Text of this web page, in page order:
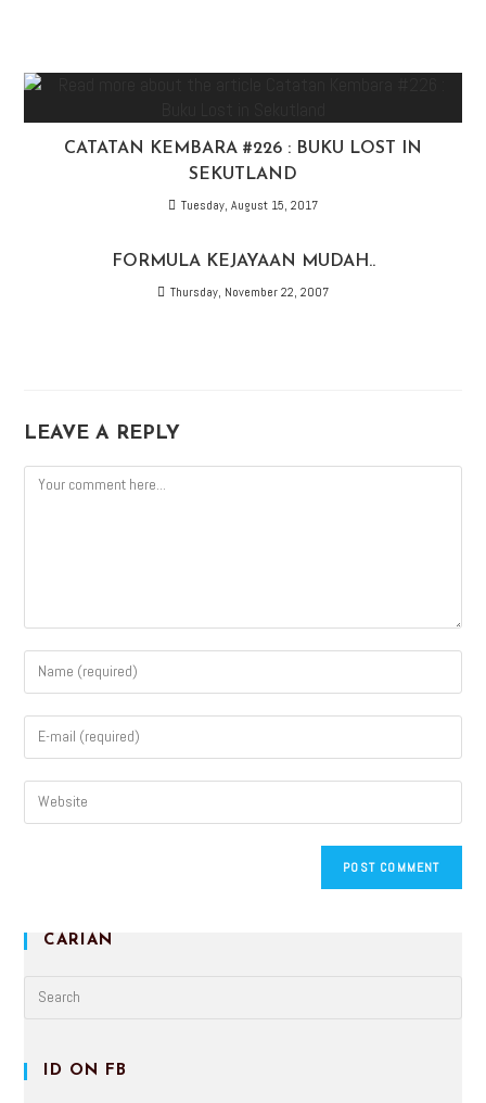
CATATAN KEMBARA #226 : BUKU LOST IN
SEKUTLAND
Tuesday, August 15, 2017
FORMULA KEJAYAAN MUDAH..
Thursday, November 22, 2007
LEAVE A REPLY
CARIAN
ID ON FB